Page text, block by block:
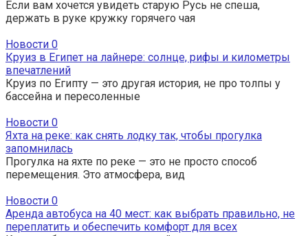
Если вам хочется увидеть старую Русь не спеша,
держать в руке кружку горячего чая
Новости 0
Круиз в Египет на лайнере: солнце, рифы и километры
впечатлений
Круиз по Египту — это другая история, не про толпы у
бассейна и пересоленные
Новости 0
Яхта на реке: как снять лодку так, чтобы прогулка
запомнилась
Прогулка на яхте по реке — это не просто способ
перемещения. Это атмосфера, вид
Новости 0
Аренда автобуса на 40 мест: как выбрать правильно, не
переплатить и обеспечить комфорт для всех